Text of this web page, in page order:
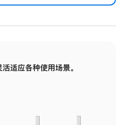
活适应各种使用场景。